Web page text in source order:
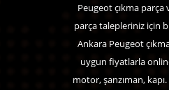
Peugeot çıkma parça
parça talepleriniz için
Ankara Peugeot
uygun fiyatlarla
motor, şanzıman,